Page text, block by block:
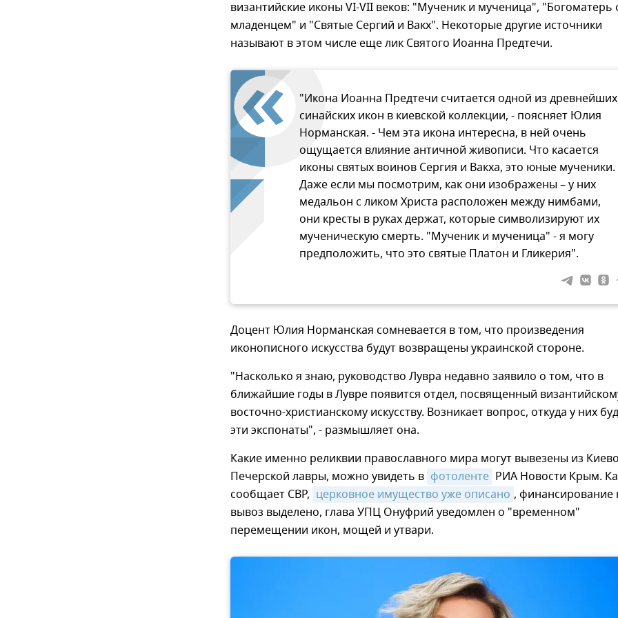
византийские иконы VI-VII веков: "Мученик и мученица", "Богоматерь
младенцем" и "Святые Сергий и Вакх". Некоторые другие источники
называют в этом числе еще лик Святого Иоанна Предтечи.
"Икона Иоанна Предтечи считается одной из древнейших
синайских икон в киевской коллекции, - поясняет Юлия
Норманская. - Чем эта икона интересна, в ней очень
ощущается влияние античной живописи. Что касается
иконы святых воинов Сергия и Вакха, это юные мученики.
Даже если мы посмотрим, как они изображены – у них
медальон с ликом Христа расположен между нимбами,
они кресты в руках держат, которые символизируют их
мученическую смерть. "Мученик и мученица" - я могу
предположить, что это святые Платон и Гликерия".
Доцент Юлия Норманская сомневается в том, что произведения
иконописного искусства будут возвращены украинской стороне.
"Насколько я знаю, руководство Лувра недавно заявило о том, что в
ближайшие годы в Лувре появится отдел, посвященный
восточно-христианскому искусству. Возникает вопрос, откуда у них
эти экспонаты", - размышляет она.
Какие именно реликвии православного мира могут вывезены из
Печерской лавры, можно увидеть в фотоленте РИА Новости Крым.
сообщает СВР, церковное имущество уже описано , финансирование
вывоз выделено, глава УПЦ Онуфрий уведомлен о "временном"
перемещении икон, мощей и утвари.